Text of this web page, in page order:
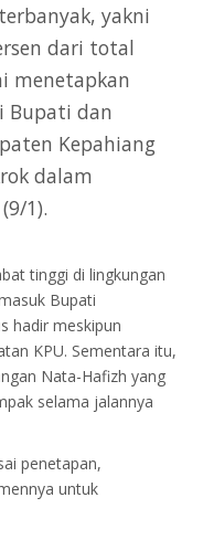
yakni
dari total
menetapkan
Bupati dan
Kepahiang
dalam
1).
tinggi di lingkungan
Bupati
hadir meskipun
KPU. Sementara itu,
Nata-Hafizh yang
selama jalannya
penetapan,
untuk